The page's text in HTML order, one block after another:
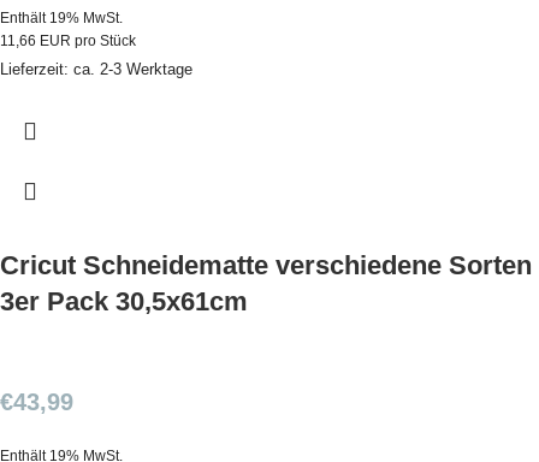
Enthält 19% MwSt.
11,66 EUR pro Stück
Lieferzeit: ca. 2-3 Werktage
Cricut Schneidematte verschiedene Sorten
3er Pack 30,5x61cm
€43,99
Enthält 19% MwSt.